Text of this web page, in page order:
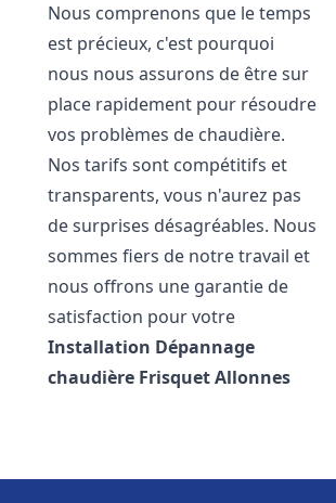
Nous comprenons que le temps
est précieux, c'est pourquoi
nous nous assurons de être sur
place rapidement pour résoudre
vos problèmes de chaudière.
Nos tarifs sont compétitifs et
transparents, vous n'aurez pas
de surprises désagréables. Nous
sommes fiers de notre travail et
nous offrons une garantie de
satisfaction pour votre
Installation Dépannage
chaudière FrisquetAllonnes